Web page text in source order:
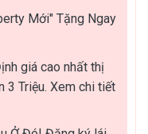
Mới" Tặng Ngay
giá cao nhất thị
3 Triệu. Xem chi tiết